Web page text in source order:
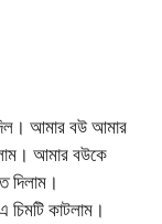
আমার বউ আমার
আমার বউকে
দিলাম।
কাটলাম।